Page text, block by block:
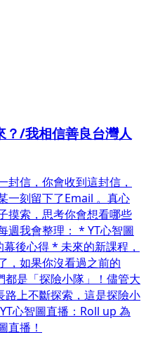
/我相信善良台灣人
封信，你會收到這封信，
一刻留下了Email 。真心
摸索，思考你會想看哪些
週我會整理： * YT心智圖
後心得 * 未來的新課程，
，如果你沒看過之前的
是「探險小隊」！儘管大
上不斷探索，這是探險小
心智圖直播：Roll up 為
直播！